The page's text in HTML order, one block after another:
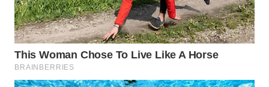
WN
PAKPAK
WN
KARAWANG